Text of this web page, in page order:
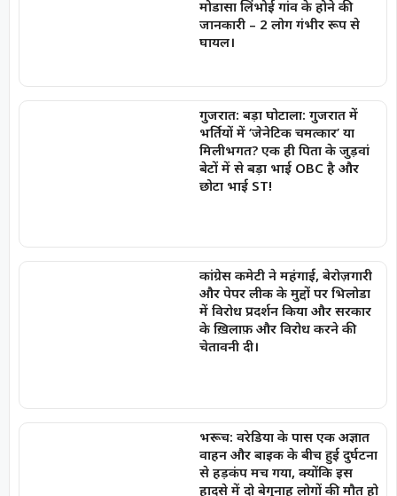
मोडासा लिंभोई गांव के होने की
जानकारी – 2 लोग गंभीर रूप से
घायल।
गुजरात: बड़ा घोटाला: गुजरात में
भर्तियों में ‘जेनेटिक चमत्कार’ या
मिलीभगत? एक ही पिता के जुड़वां
बेटों में से बड़ा भाई OBC है और
छोटा भाई ST!
कांग्रेस कमेटी ने महंगाई, बेरोज़गारी
और पेपर लीक के मुद्दों पर भिलोडा
में विरोध प्रदर्शन किया और सरकार
के ख़िलाफ़ और विरोध करने की
चेतावनी दी।
भरूच: वरेडिया के पास एक अज्ञात
वाहन और बाइक के बीच हुई दुर्घटना
से हड़कंप मच गया, क्योंकि इस
हादसे में दो बेगुनाह लोगों की मौत हो